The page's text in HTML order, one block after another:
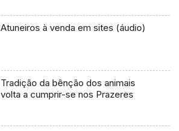
Atuneiros à venda em sites (áudio)
Tradição da bênção dos animais
volta a cumprir-se nos Prazeres